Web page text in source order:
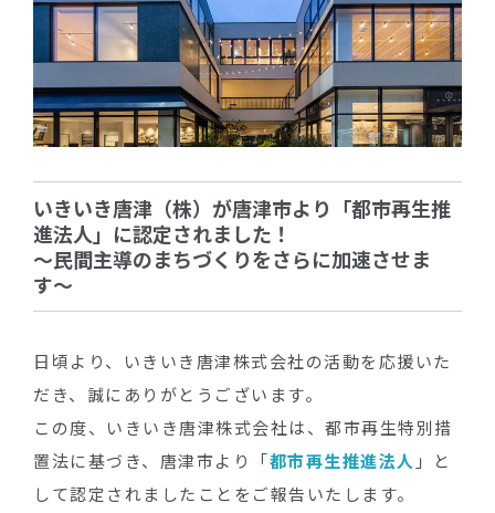
いきいき唐津（株）が唐津市より「都市再生推
進法人」に認定されました！
〜民間主導のまちづくりをさらに加速させま
す〜
日頃より、いきいき唐津株式会社の活動を応援いた
だき、誠にありがとうございます。
この度、いきいき唐津株式会社は、都市再生特別措
置法に基づき、唐津市より「都市再生推進法人 」と
して認定されましたことをご報告いたします。